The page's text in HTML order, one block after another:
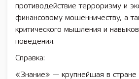
противодействие терроризму и
финансовому мошенничеству, а
критического мышления и
поведения.
Справка:
«Знание» — крупнейшая в стране